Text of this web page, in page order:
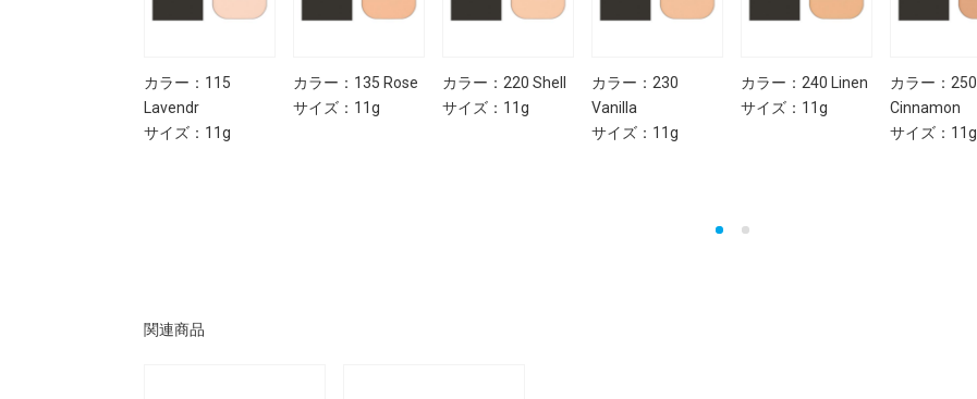
カラー：115
Lavendr
サイズ：11g
カラー：135 Rose
サイズ：11g
カラー：220 Shell
サイズ：11g
カラー：230
Vanilla
サイズ：11g
カラー：240 Linen
サイズ：11g
カラー：250
Cinnamon
サイズ：11g
関連商品